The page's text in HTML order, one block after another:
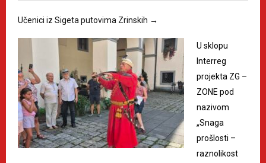
Učenici iz Sigeta putovima Zrinskih →
U sklopu
Interreg
projekta ZG –
ZONE pod
nazivom
„Snaga
prošlosti –
raznolikost